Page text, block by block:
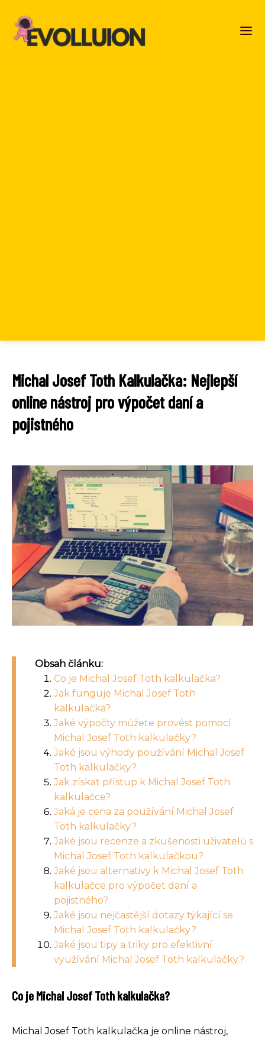
Michal Josef Toth Kalkulačka: Nejlepší
online nástroj pro výpočet daní a
pojistného
Obsah článku:
Co je Michal Josef Toth kalkulačka?
Jak funguje Michal Josef Toth
kalkulačka?
Jaké výpočty můžete provést pomocí
Michal Josef Toth kalkulačky?
Jaké jsou výhody používání Michal Josef
Toth kalkulačky?
Jak získat přístup k Michal Josef Toth
kalkulačce?
Jaká je cena za používání Michal Josef
Toth kalkulačky?
Jaké jsou recenze a zkušenosti uživatelů s
Michal Josef Toth kalkulačkou?
Jaké jsou alternativy k Michal Josef Toth
kalkulačce pro výpočet daní a
pojistného?
Jaké jsou nejčastější dotazy týkající se
Michal Josef Toth kalkulačky?
Jaké jsou tipy a triky pro efektivní
využívání Michal Josef Toth kalkulačky?
Co je Michal Josef Toth kalkulačka?
Michal Josef Toth kalkulačka je online nástroj,